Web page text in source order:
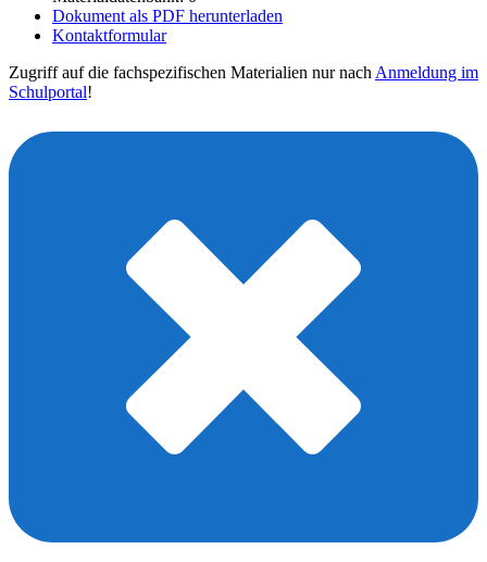
Dokument als PDF herunterladen
Kontaktformular
Zugriff auf die fachspezifischen Materialien nur nach Anmeldung im
Schulportal!